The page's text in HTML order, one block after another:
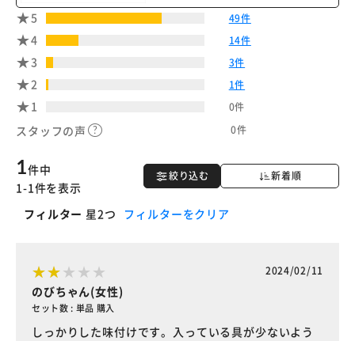
5 49件
4 14件
3 3件
2 1件
1 0件
スタッフの声 0件
絞り込む 新着順
1件中
1-1件を表示
フィルター 星2つ フィルターをクリア
2024/02/11
のびちゃん(女性)
セット数 : 単品 購入
しっかりした味付けです。入っている具が少ないよう